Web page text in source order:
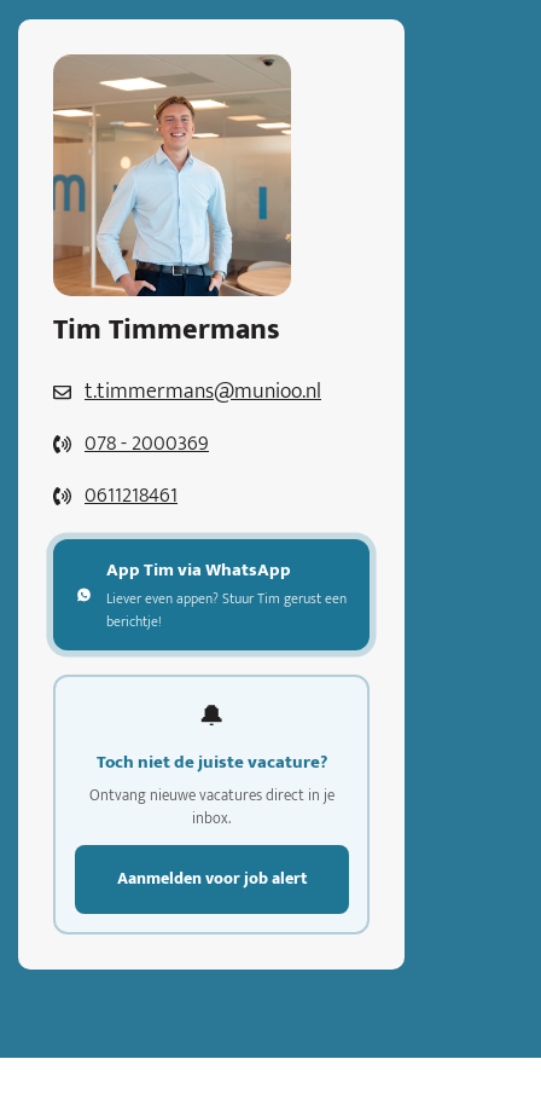
Tim Timmermans
t.timmermans@munioo.nl
078 - 2000369
0611218461
App Tim via WhatsApp
Liever even appen? Stuur Tim gerust een
berichtje!
🔔
Toch niet de juiste vacature?
Ontvang nieuwe vacatures direct in je
inbox.
Aanmelden voor job alert